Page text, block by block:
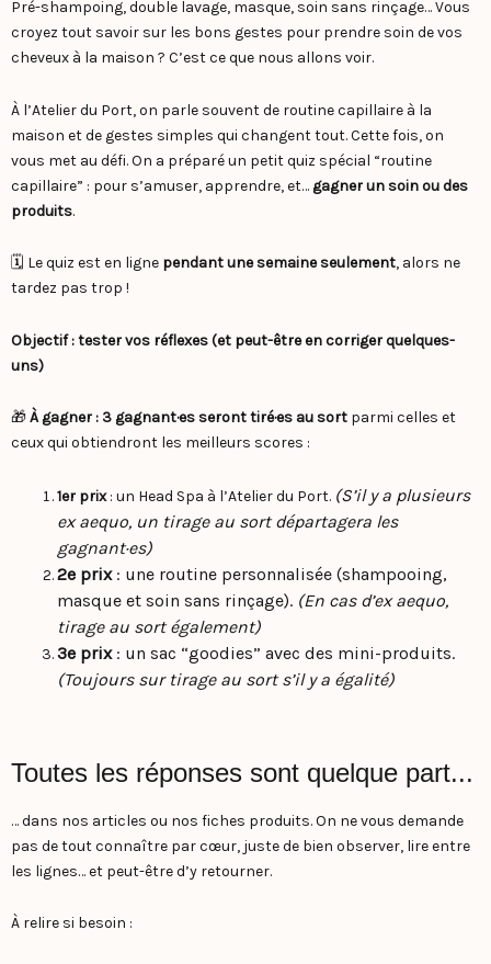
Pré-shampoing, double lavage, masque, soin sans rinçage… Vous
croyez tout savoir sur les bons gestes pour prendre soin de vos
cheveux à la maison ? C’est ce que nous allons voir.
À l’Atelier du Port, on parle souvent de routine capillaire à la
maison et de gestes simples qui changent tout. Cette fois, on
vous met au défi. On a préparé un petit quiz spécial “routine
capillaire” : pour s’amuser, apprendre, et… gagner un soin ou des
produits.
🗓️ Le quiz est en ligne pendant une semaine seulement, alors ne
tardez pas trop !
Objectif : tester vos réflexes (et peut-être en corriger quelques-
uns)
🎁À gagner : 3 gagnant·es seront tiré·es au sort parmi celles et
ceux qui obtiendront les meilleurs scores :
1er prix: un Head Spa à l’Atelier du Port. (S’il y a plusieurs
ex aequo, un tirage au sort départagera les
gagnant·es)
2e prix: une routine personnalisée (shampooing,
masque et soin sans rinçage). (En cas d’ex aequo,
tirage au sort également)
3e prix: un sac “goodies” avec des mini-produits.
(Toujours sur tirage au sort s’il y a égalité)
Toutes les réponses sont quelque part...
… dans nos articles ou nos fiches produits. On ne vous demande
pas de tout connaître par cœur, juste de bien observer, lire entre
les lignes… et peut-être d’y retourner.
À relire si besoin :